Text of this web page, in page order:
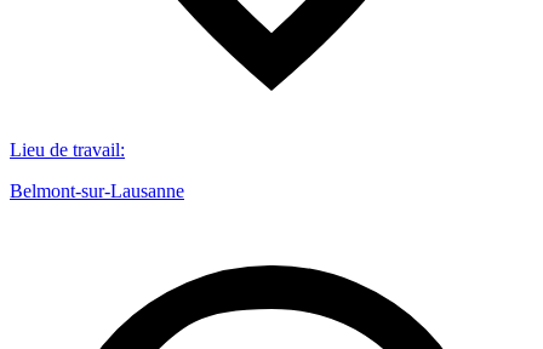
Lieu de travail:
Belmont-sur-Lausanne